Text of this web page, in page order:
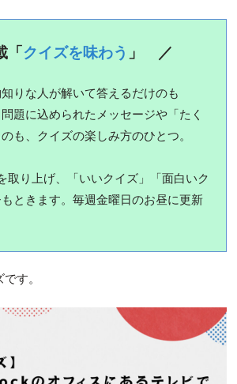
クイズを味わう 」 ／
知りな人が解いて答えるだけのも
題に込められたメッセージや「たく
も、クイズの楽しみ方のひとつ。
取り上げ、「いいクイズ」「面白いク
ときます。毎週金曜日のお昼に更新
す。